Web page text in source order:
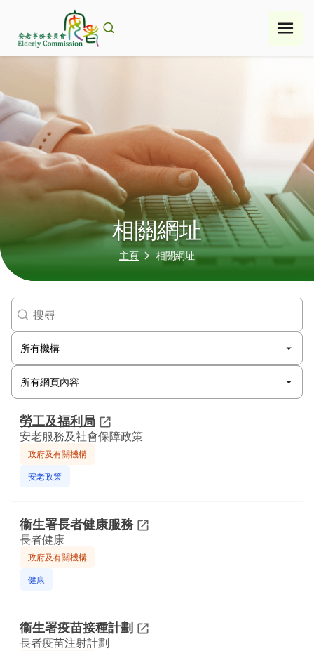
相關網址
主頁 相關網址
勞工及福利局
安老服務及社會保障政策
政府及有關機構
安老政策
衞生署長者健康服務
長者健康
政府及有關機構
健康
衞生署疫苗接種計劃
長者疫苗注射計劃